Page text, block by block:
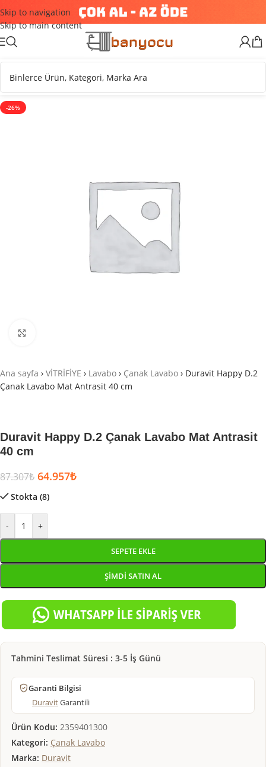
Skip to navigation
Skip to main content
-26%
Ana sayfa › VİTRİFİYE › Lavabo › Çanak Lavabo › Duravit Happy D.2
Çanak Lavabo Mat Antrasit 40 cm
Duravit Happy D.2 Çanak Lavabo Mat Antrasit
40 cm
87.307₺ 64.957₺
Stokta (8)
- +
SEPETE EKLE
ŞIMDI SATIN AL
Tahmini Teslimat Süresi : 3-5 İş Günü
Garanti Bilgisi
DuravitGarantili
Ürün Kodu: 2359401300
Kategori: Çanak Lavabo
Marka: Duravit